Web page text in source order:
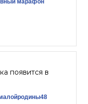
марафон
появится в